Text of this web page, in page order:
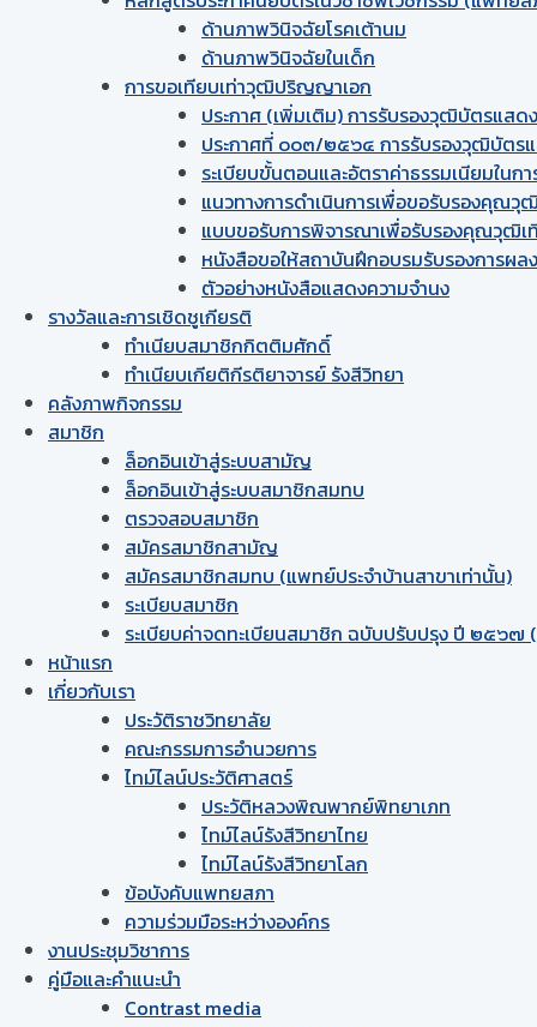
ด้านภาพวินิจฉัยโรคเต้านม
ด้านภาพวินิจฉัยในเด็ก
การขอเทียบเท่า​วุฒิปริญญา​เอก
ประกาศ (เพิ่มเติม) การรับรองวุฒิบัตรแสด
ประกาศที่ ๐๐๓/๒๕๖๔ การรับรองวุฒิบัตรแ
ระเบียบขั้นตอนและอัตราค่าธรรมเนียมใน
แนวทางการดำเนินการเพื่อขอรับรองคุณ
แบบขอรับการพิจารณาเพื่อรับรองคุณวุฒิเ
หนังสือขอให้สถาบันฝึกอบรมรับรองการผล
ตัวอย่างหนังสือแสดงความจำนง
รางวัลและการเชิดชูเกียรติ
ทำเนียบสมาชิกกิตติมศักดิ์
ทำเนียบเกียติกีรติยาจารย์ รังสีวิทยา
คลังภาพกิจกรรม
สมาชิก
ล็อกอินเข้าสู่ระบบสามัญ
ล็อกอินเข้าสู่ระบบสมาชิกสมทบ
ตรวจสอบสมาชิก
สมัครสมาชิกสามัญ
สมัครสมาชิกสมทบ (แพทย์ประจำบ้านสาขาเท่านั้น)
ระเบียบสมาชิก
ระเบียบค่าจดทะเบียนสมาชิก ฉบับปรับปรุง ปี ๒๕๖๗
หน้าแรก
เกี่ยวกับเรา
ประวัติราชวิทยาลัย
คณะกรรมการอำนวยการ
ไทม์ไลน์ประวัติศาสตร์
ประวัติหลวงพิณพากย์พิทยาเภท
ไทม์ไลน์รังสีวิทยาไทย
ไทม์ไลน์รังสีวิทยาโลก
ข้อบังคับแพทยสภา
ความร่วมมือระหว่างองค์กร
งานประชุมวิชาการ
คู่มือและคำแนะนำ
Contrast media